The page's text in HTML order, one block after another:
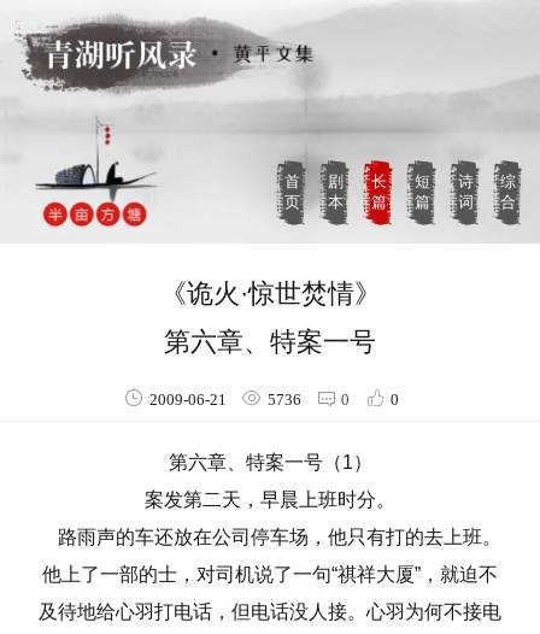
首
页
剧
本
长
篇
短
篇
诗
词
综
合
《诡火·惊世焚情》
第六章、特案一号
2009-06-21 5736 0 0
第六章、特案一号（1）
案发第二天，早晨上班时分。
路雨声的车还放在公司停车场，他只有打的去上班。
他上了一部的士，对司机说了一句“祺祥大厦”，就迫不
及待地给心羽打电话，但电话没人接。心羽为何不接电